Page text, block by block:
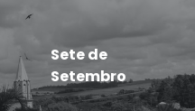
Sete de
Setembro